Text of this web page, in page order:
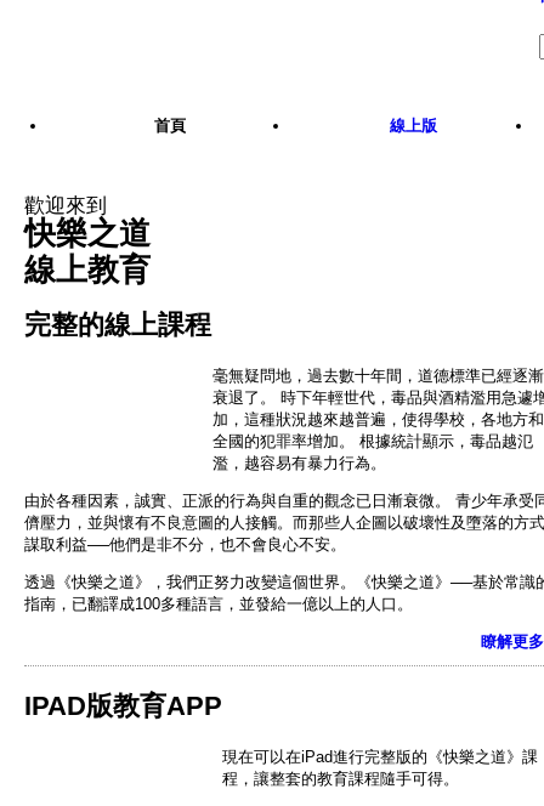
首頁 線上版
歡迎來到
快樂之道
線上教育
完整的線上課程
毫無疑問地，過去數十年間，道德標準已經逐漸
衰退了。 時下年輕世代，毒品與酒精濫用急遽
加，這種狀況越來越普遍，使得學校，各地方和
全國的犯罪率增加。 根據統計顯示，毒品越氾
濫，越容易有暴力行為。
由於各種因素，誠實、正派的行為與自重的觀念已日漸衰微。 青少年承受
儕壓力，並與懷有不良意圖的人接觸。而那些人企圖以破壞性及墮落的方式
謀取利益──他們是非不分，也不會良心不安。
透過《快樂之道》，我們正努力改變這個世界。《快樂之道》──基於常識
指南，已翻譯成100多種語言，並發給一億以上的人口。
瞭解更
IPAD版教育APP
現在可以在iPad進行完整版的《快樂之道》課
程，讓整套的教育課程隨手可得。